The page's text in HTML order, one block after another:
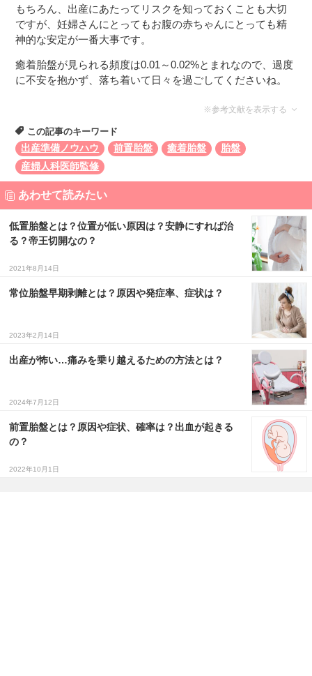
もちろん、出産にあたってリスクを知っておくことも大切
ですが、妊婦さんにとってもお腹の赤ちゃんにとっても精
神的な安定が一番大事です。
癒着胎盤が見られる頻度は0.01～0.02%とまれなので、過度
に不安を抱かず、落ち着いて日々を過ごしてくださいね。
※参考文献を表示する
この記事のキーワード
出産準備ノウハウ
前置胎盤 癒着胎盤
胎盤
産婦人科医師監修
あわせて読みたい
低置胎盤とは？位置が低い原因は？安静にすれば治
る？帝王切開なの？
2021年8月14日
常位胎盤早期剥離とは？原因や発症率、症状は？
2023年2月14日
出産が怖い…痛みを乗り越えるための方法とは？
2024年7月12日
前置胎盤とは？原因や症状、確率は？出血が起きる
の？
2022年10月1日